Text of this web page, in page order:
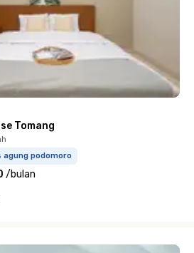
Tomang
agung podomoro
/bulan